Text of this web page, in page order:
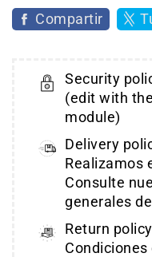
Compartir
Security
(edit with
module)
Delivery
Realizamos
Consulte
generales
Return policy